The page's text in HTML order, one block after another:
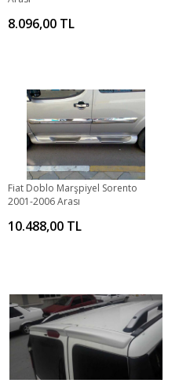
8.096,00 TL
Fiat Doblo Marşpiyel Sorento
2001-2006 Arası
10.488,00 TL